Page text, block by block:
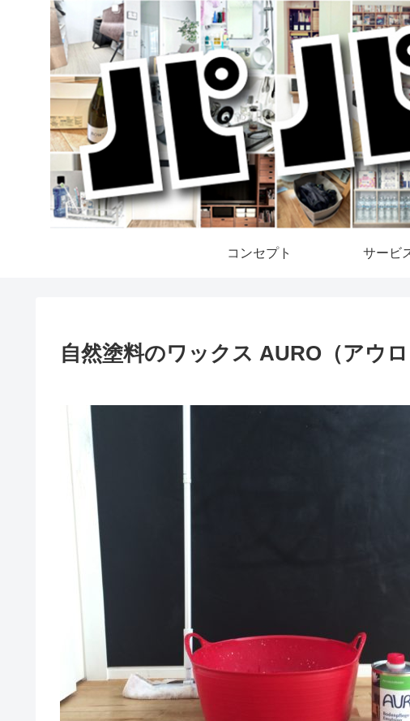
コンセプト サービ
自然塗料のワックス AURO（アウロ